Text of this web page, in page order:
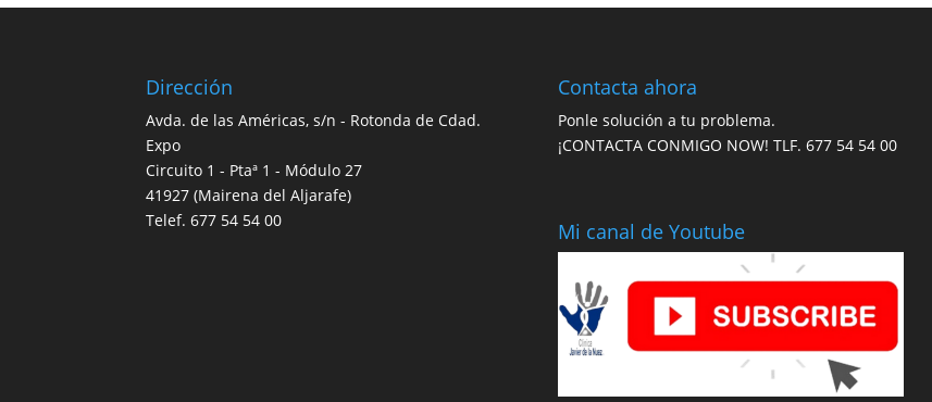
Dirección
Avda. de las Américas, s/n - Rotonda de Cdad.
Expo
Circuito 1 - Ptaª 1 - Módulo 27
41927 (Mairena del Aljarafe)
Telef.677 54 54 00
Contacta ahora
Ponle solución a tu problema.
¡CONTACTA CONMIGO NOW! TLF. 677 54 54 00
Mi canal de Youtube